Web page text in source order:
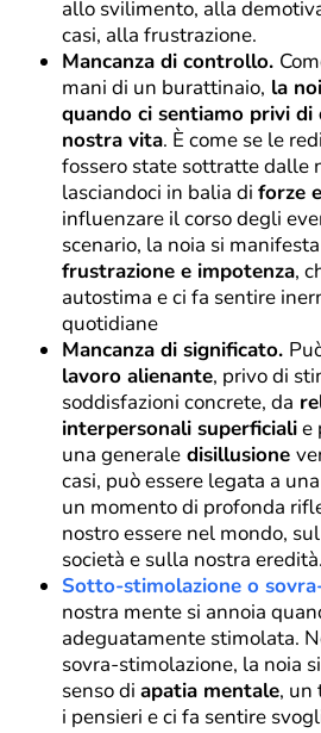
allo svilimento, alla
casi, alla frustrazione.
Mancanza di controllo.
mani di un burattinaio, la
quando ci sentiamo privi
nostra vita. È come se le
fossero state sottratte dalle
lasciandoci in balia di forze
influenzare il corso degli
scenario, la noia si
frustrazione e impotenza,
autostima e ci fa sentire
quotidiane
Mancanza di significato.
lavoro alienante, privo di
soddisfazioni concrete, da
interpersonali superficialie
una generale disillusione
casi, può essere legata a
un momento di profonda
nostro essere nel mondo,
società e sulla nostra eredità.
Sotto-stimolazione o
nostra mente si annoia
adeguatamente stimolata.
sovra-stimolazione, la noia
senso di apatia mentale, un
i pensieri e ci fa sentire